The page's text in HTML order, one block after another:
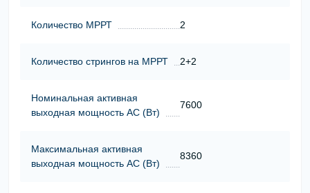
Количество МРРТ 2
Количество стрингов на МРРТ 2+2
Номинальная активная
выходная мощность АС (Вт)
7600
Максимальная активная
выходная мощность АС (Вт)
8360